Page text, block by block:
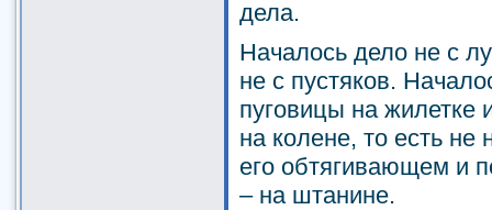
дела.
Началось дело не с
не с пустяков.
пуговицы на жилетке
на колене, то есть не
его обтягивающем и
– на штанине.